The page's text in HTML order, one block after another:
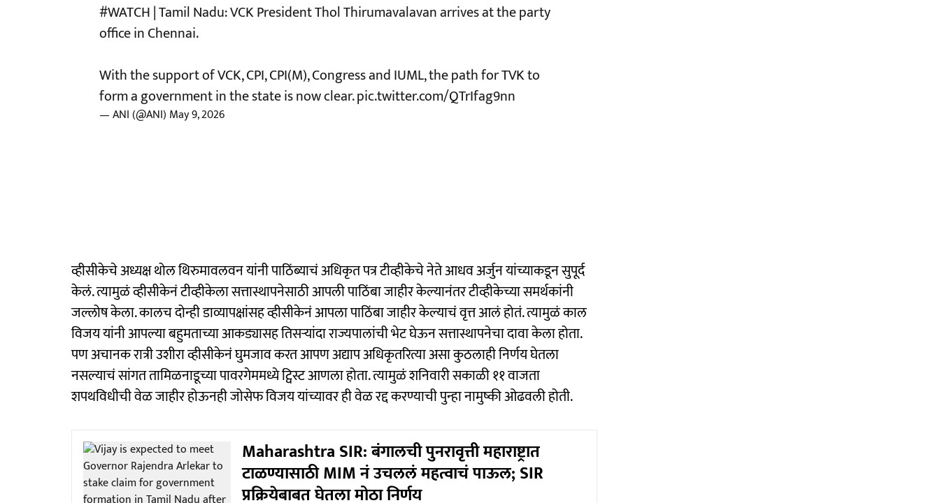
#WATCH| Tamil Nadu: VCK President Thol Thirumavalavan arrives at the party
office in Chennai.
With the support of VCK, CPI, CPI(M), Congress and IUML, the path for TVK to
form a government in the state is now clear.pic.twitter.com/QTrIfag9nn
— ANI (@ANI) May 9, 2026
व्हीसीकेचे अध्यक्ष थोल थिरुमावलवन यांनी पाठिंब्याचं अधिकृत पत्र टीव्हीकेचे नेते आधव अर्जुन यांच्याकडून सुपूर्द
केलं. त्यामुळं व्हीसीकेनं टीव्हीकेला सत्तास्थापनेसाठी आपली पाठिंबा जाहीर केल्यानंतर टीव्हीकेच्या समर्थकांनी
जल्लोष केला. कालच दोन्ही डाव्यापक्षांसह व्हीसीकेनं आपला पाठिंबा जाहीर केल्याचं वृत्त आलं होतं. त्यामुळं काल
विजय यांनी आपल्या बहुमताच्या आकड्यासह तिसऱ्यांदा राज्यपालांची भेट घेऊन सत्तास्थापनेचा दावा केला होता.
पण अचानक रात्री उशीरा व्हीसीकेनं घुमजाव करत आपण अद्याप अधिकृतरित्या असा कुठलाही निर्णय घेतला
नसल्याचं सांगत तामिळनाडूच्या पावरगेममध्ये ट्विस्ट आणला होता. त्यामुळं शनिवारी सकाळी ११ वाजता
शपथविधीची वेळ जाहीर होऊनही जोसेफ विजय यांच्यावर ही वेळ रद्द करण्याची पुन्हा नामुष्की ओढवली होती.
Maharashtra SIR: बंगालची पुनरावृत्ती महाराष्ट्रात
टाळण्यासाठी MIM नं उचललं महत्वाचं पाऊल; SIR
प्रक्रियेबाबत घेतला मोठा निर्णय